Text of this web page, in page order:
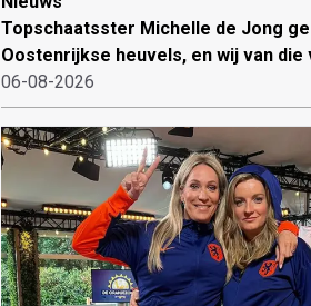
Topschaatsster Michelle de Jong
Oostenrijkse heuvels, en wij van die
06-08-2026